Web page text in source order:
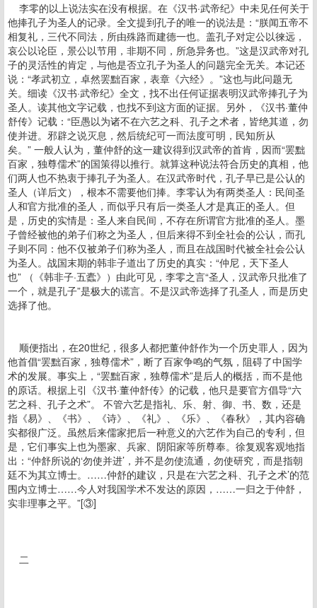
李零的以上说法实在没有根据。在《汉书·武帝纪》中未见任何关于
他捧孔子为圣人的记录。全文提到孔子的唯一的说法是：“朕闻五帝不
相复礼，三代不同法，所由殊路而建德一也。盖孔子对定公以徠远，
哀公以论臣，景公以节用，非期不同，所急异务也。”这是汉武帝对孔
子的灵活性的肯定，与他是否立孔子为圣人的问题完全无关。本记还
说：“孝武初立，卓然罢黜百家，表章《六经》。”这也与此问题无
关。细读《汉书·武帝纪》全文，找不出任何证据表明汉武帝捧孔子为
圣人。读其他文字记载，也找不到这方面的证据。另外，《汉书·董仲
舒传》记载：“臣愚以为诸不在六艺之科、孔子之术者，皆绝其道，勿
使并进。邪辟之说灭息，然后统纪可一而法度可明，民知所从
矣。” 一般人认为，董仲舒的这一建议得到汉武帝的首肯，因而“罢黜
百家，独尊儒术”的国策得以推行。就算这种说法符合历史的真相，他
们两人也不热衷于捧孔子为圣人。在汉武帝时代，孔子早已是公认的
圣人（详后文），根本不需要他们捧。李零认为有两类圣人：民间圣
人和官方批准的圣人，而似乎只有后一类圣人才是真正的圣人。但
是，历史的实情是：圣人来自民间，不存在所谓官方批准的圣人。墨
子曾经被他的弟子们称之为圣人，但后来得不到全社会的公认，而孔
子则不同：他不仅被弟子们称为圣人，而且在战国时代被全社会公认
为圣人。战国末期的韩非子道出了历史的真实：“仲尼，天下圣人
也” （《韩非子·五蠹》）由此可见，李零之言“圣人，汉武帝只批准了
一个，就是孔子”是极大的谎言。不是汉武帝选择了孔圣人，而是历史
选择了他。
顺便指出，在20世纪，很多人都把董仲舒作为一个历史罪人，因为
他首倡“罢黜百家，独尊儒术”，断了百家争鸣的气氛，阻碍了中国学
术的发展。事实上，“罢黜百家，独尊儒术”是后人的概括，而不是他
的原话。根据上引《汉书·董仲舒传》的记载，他只是要官方倡导“六
艺之科、孔子之术”。 不管六艺是指礼、乐、射、御、书、数，还是
指《易》、《书》、《诗》、《礼》、《乐》、《春秋》，其内容确
实都很广泛。虽然后来儒家把后一种意义的六艺作为自己的专利，但
是，它们事实上也为墨家、兵家、阴阳家等所尊奉。徐复观客观地指
出：“仲舒所说的‘勿使并进’，并不是勿使流通，勿使研究，而是指朝
廷不为其立博士。……仲舒的建议，只是在‘六艺之科、孔子之术’的范
围内立博士……今人对我国学术不发达的原因，……一归之于仲舒，
实非理事之平。”[③]
二